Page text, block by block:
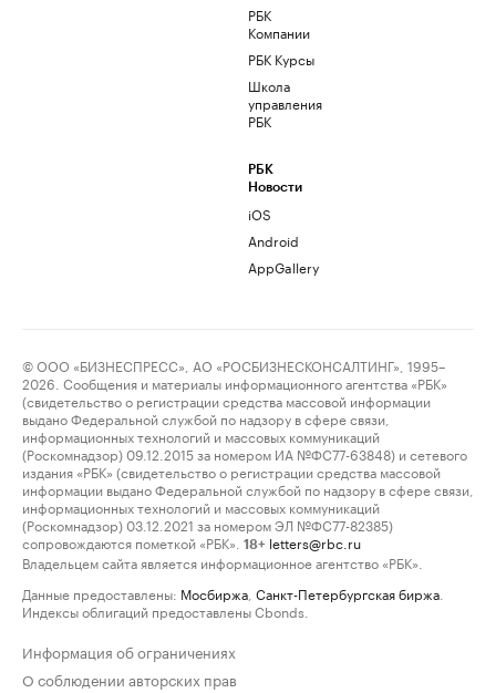
РБК
Компании
РБК Курсы
Школа
управления
РБК
РБК
Новости
iOS
Android
AppGallery
© ООО «БИЗНЕСПРЕСС», АО «РОСБИЗНЕСКОНСАЛТИНГ», 1995–
2026. Сообщения и материалы информационного агентства «РБК»
(свидетельство о регистрации средства массовой информации
выдано Федеральной службой по надзору в сфере связи,
информационных технологий и массовых коммуникаций
(Роскомнадзор) 09.12.2015 за номером ИА №ФС77-63848) и сетевого
издания «РБК» (свидетельство о регистрации средства массовой
информации выдано Федеральной службой по надзору в сфере связи,
информационных технологий и массовых коммуникаций
(Роскомнадзор) 03.12.2021 за номером ЭЛ №ФС77-82385)
сопровождаются пометкой «РБК».
18+ letters@rbc.ru
Владельцем сайта является информационное агентство «РБК».
Данные предоставлены: Мосбиржа Санкт-Петербургская биржа
Индексы облигаций предоставлены Cbonds.
Информация об ограничениях
О соблюдении авторских прав